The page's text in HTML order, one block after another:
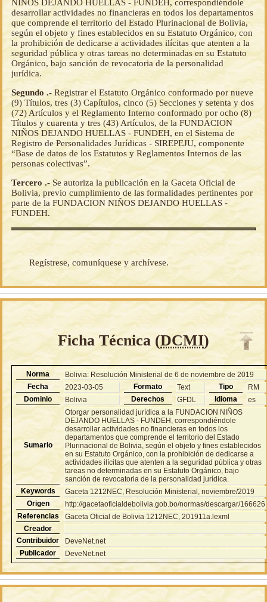
NIÑOS DEJANDO HUELLAS - FUNDEH, correspondiéndole
desarrollar actividades no financieras en todos los departamentos
que comprende el territorio del Estado Plurinacional de Bolivia,
según el objeto y fines establecidos en su Estatuto Orgánico, con
la prohibición de dedicarse a actividades ilícitas que atenten a la
seguridad pública y otras tareas no determinadas en su Estatuto
Orgánico, bajo sanción de revocatoria de la personalidad
jurídica.
Segundo .- Registrar el Estatuto Orgánico conformado por nueve
(9) Títulos, tres (3) Capítulos, cinco (5) Secciones y setenta y dos
(72) Artículos y el Reglamento Interno conformado por ocho (8)
Títulos y cuarenta y tres (43) Artículos, de la FUNDACION
NIÑOS DEJANDO HUELLAS - FUNDEH, en el Sistema de
Registro de Personalidades Jurídicas - SIREPEJU, componente
“Base de datos de los Estatutos y Reglamentos Internos de las
personas colectivas”.
Tercero .- Se autoriza la publicación en la Gaceta Oficial de
Bolivia, previo cumplimiento de las formalidades pertinentes por
parte de la FUNDACION NIÑOS DEJANDO HUELLAS -
FUNDEH.
Regístrese, comuníquese y archívese.
Ficha Técnica (DCMI)
Norma
Bolivia: Resolución Ministerial de 6 de noviembre de 2019
Fecha
2023-03-05 Formato Text Tipo
RM
Dominio
Bolivia Derechos GFDL Idioma es
Sumario
Otorgar personalidad jurídica a la FUNDACION NIÑOS
DEJANDO HUELLAS - FUNDEH, correspondiéndole
desarrollar actividades no financieras en todos los
departamentos que comprende el territorio del Estado
Plurinacional de Bolivia, según el objeto y fines establecidos
en su Estatuto Orgánico, con la prohibición de dedicarse a
actividades ilícitas que atenten a la seguridad pública y otras
tareas no determinadas en su Estatuto Orgánico, bajo
sanción de revocatoria de la personalidad jurídica.
Keywords
Gaceta 1212NEC, Resolución Ministerial, noviembre/2019
Origen
http://gacetaoficialdebolivia.gob.bo/normas/descargar/166626
Referencias
Gaceta Oficial de Bolivia 1212NEC, 201911a.lexml
Creador
Contribuidor
DeveNet.net
Publicador
DeveNet.net